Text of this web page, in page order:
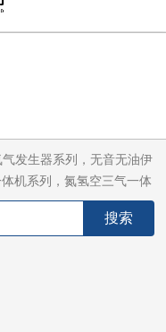
发生器系列，无音无油伊
机系列，氮氢空三气一体
TOA水质分析，水质检测
电导计，多功能计，